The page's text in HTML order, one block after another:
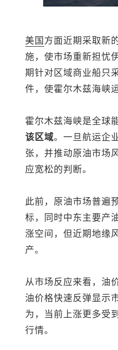
美国 方面近期采取新
施，使市场重新担忧
期针对区域商业船只
件，使霍尔木兹海峡
霍尔木兹海峡是全球
该区域。一旦航运企
张，并推动原油市场
应宽松的判断。
此前，原油市场普遍
标，同时中东主要产
涨空间，但近期地缘
产。
从市场反应来看，油
油价格快速反弹显示
为，当前上涨更多受
行情。